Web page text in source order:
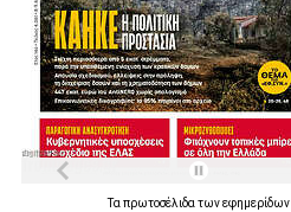
Τα πρωτοσέλιδα τωνεφημερίδων